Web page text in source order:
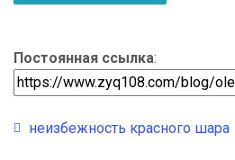
Постоянная ссылка:
неизбежность краcного шара